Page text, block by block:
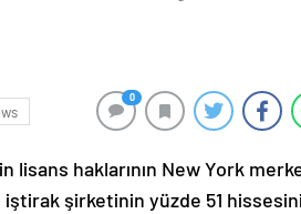
0
lisans haklarının New York
şirketinin yüzde 51